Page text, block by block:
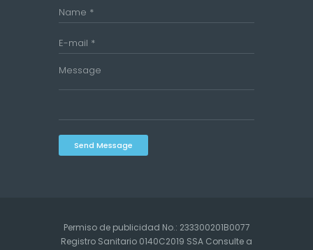
Send Message
Permiso de publicidad No.: 233300201B0077
Registro Sanitario 0140C2019 SSA Consulte a